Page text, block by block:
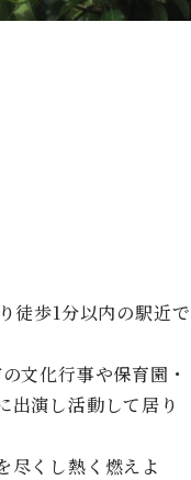
徒歩1分以内の駅近で
文化行事や保育園・
出演し活動して居り
尽くし熱く燃えよ